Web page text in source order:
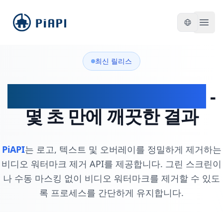
piapi
최신 릴리스
-
몇 초 만에 깨끗한 결과
PiAPI는 로고, 텍스트 및 오버레이를 정밀하게 제거하는
비디오 워터마크 제거 API를 제공합니다. 그린 스크린이
나 수동 마스킹 없이 비디오 워터마크를 제거할 수 있도
록 프로세스를 간단하게 유지합니다.